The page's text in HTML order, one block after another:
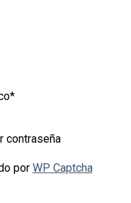
*
contraseña
por WP Captcha